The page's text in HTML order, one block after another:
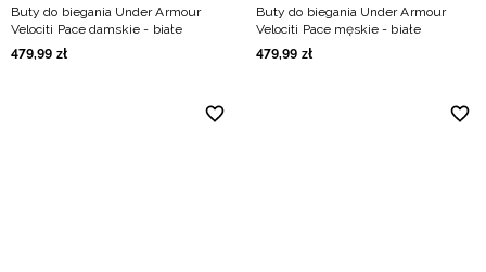
Buty do biegania Under Armour
Velociti Pace damskie - białe
479,99 zł
Buty do biegania Under Armour
Velociti Pace męskie - białe
479,99 zł